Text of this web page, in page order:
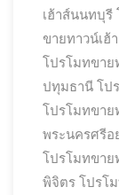
เฮ้าส์นนทบุรี
ขายทาวน์เฮ้
โปรโมทขาย
ปทุมธานี โป
โปรโมทขาย
พระนครศรีอ
โปรโมทขาย
พิจิตร โปรโ